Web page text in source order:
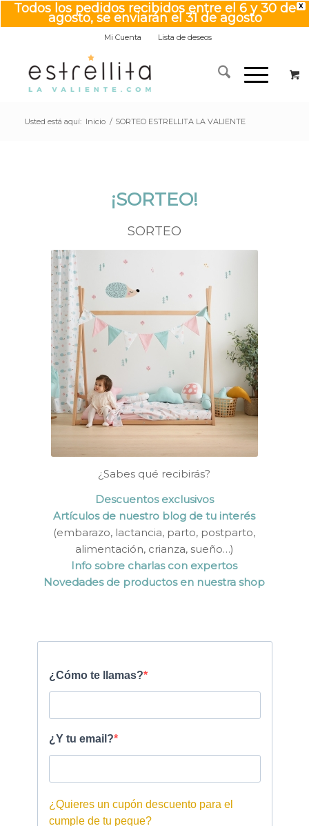
X
Todos los pedidos recibidos entre el 6 y 30 de
agosto, se enviarán el 31 de agosto
Mi Cuenta Lista de deseos
Usted está aquí: Inicio / SORTEO ESTRELLITA LA VALIENTE
¡SORTEO!
SORTEO
¿Sabes qué recibirás?
Descuentos exclusivos
Artículos de nuestro blog de tu interés
(embarazo, lactancia, parto, postparto,
alimentación, crianza, sueño…)
Info sobre charlas con expertos
Novedades de productos en nuestra shop